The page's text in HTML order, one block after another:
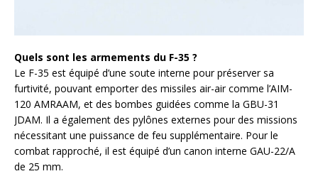
Quels sont les armements du F-35 ?
Le F-35 est équipé d’une soute interne pour préserver sa
furtivité, pouvant emporter des missiles air-air comme l’AIM-
120 AMRAAM, et des bombes guidées comme la GBU-31
JDAM. Il a également des pylônes externes pour des missions
nécessitant une puissance de feu supplémentaire. Pour le
combat rapproché, il est équipé d’un canon interne GAU-22/A
de 25 mm.